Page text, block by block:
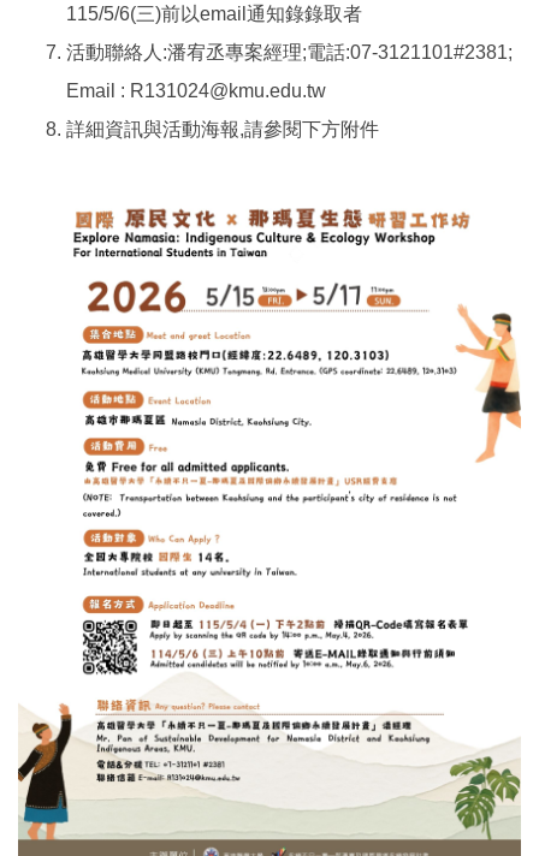
115/5/6(三)前以email通知錄錄取者
活動聯絡人:潘宥丞專案經理;電話:07-3121101#2381;
Email : R131024@kmu.edu.tw
詳細資訊與活動海報,請參閱下方附件